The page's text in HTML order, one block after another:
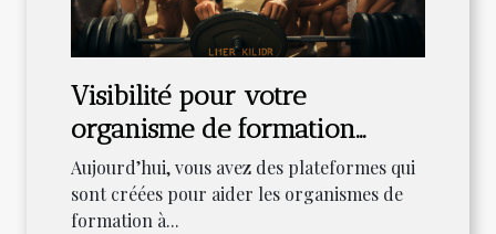
Visibilité pour votre
organisme de formation
EDOF : Comment faire le
référencement?
Aujourd’hui, vous avez des plateformes qui
sont créées pour aider les organismes de
formation à...